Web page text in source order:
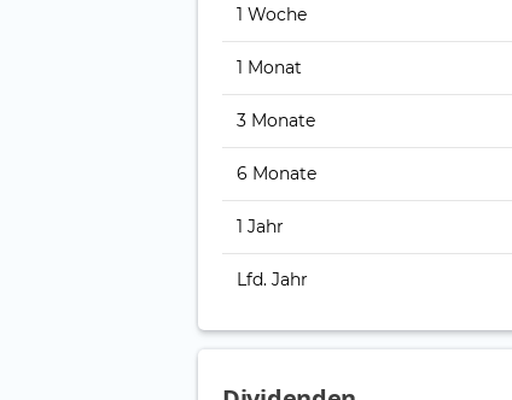
1 Woche
1 Monat
3 Monate
6 Monate
1 Jahr
Lfd. Jahr